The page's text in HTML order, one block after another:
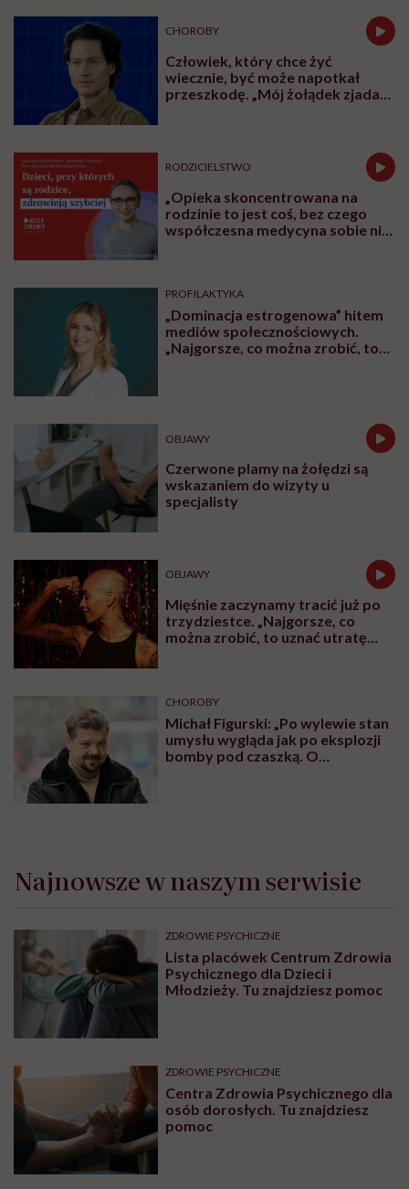
CHOROBY
Człowiek, który chce żyć
wiecznie, być może napotkał
przeszkodę. „Mój żołądek zjada
RODZICIELSTWO
„Opieka skoncentrowana na
rodzinie to jest coś, bez czego
współczesna medycyna sobie nie
PROFILAKTYKA
„Dominacja estrogenowa” hitem
mediów społecznościowych.
„Najgorsze, co można zrobić, to
OBJAWY
Czerwone plamy na żołędzi są
wskazaniem do wizyty u
specjalisty
OBJAWY
Mięśnie zaczynamy tracić już po
trzydziestce. „Najgorsze, co
można zrobić, to uznać utratę
CHOROBY
Michał Figurski: „Po wylewie stan
umysłu wygląda jak po eksplozji
bomby pod czaszką. O
Najnowsze w naszym serwisie
ZDROWIE PSYCHICZNE
Lista placówek Centrum Zdrowia
Psychicznego dla Dzieci i
Młodzieży. Tu znajdziesz pomoc
ZDROWIE PSYCHICZNE
Centra Zdrowia Psychicznego dla
osób dorosłych. Tu znajdziesz
pomoc